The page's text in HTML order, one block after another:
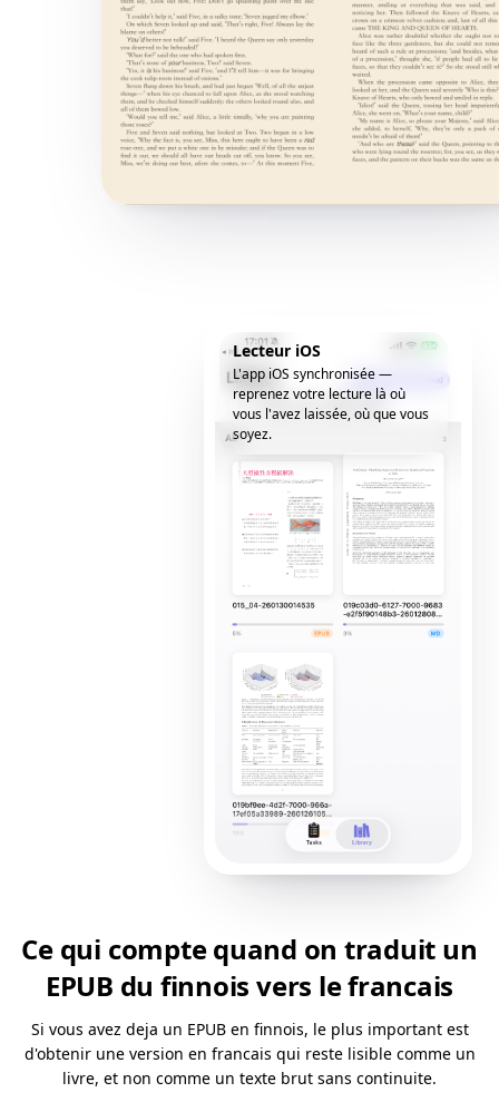
Lecteur iOS
L'app iOS synchronisée —
reprenez votre lecture là où
vous l'avez laissée, où que vous
soyez.
Ce qui compte quand on traduit un
EPUB du finnois vers le francais
Si vous avez deja un EPUB en finnois, le plus important est
d'obtenir une version en francais qui reste lisible comme un
livre, et non comme un texte brut sans continuite.